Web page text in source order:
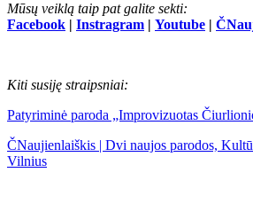
Mūsų veiklą taip pat galite sekti:
Facebook | Instragram | Youtube |
Kiti susiję straipsniai:
Patyriminė paroda „Improvizuotas
ČNaujienlaiškis | Dvi naujos parodos,
Vilnius